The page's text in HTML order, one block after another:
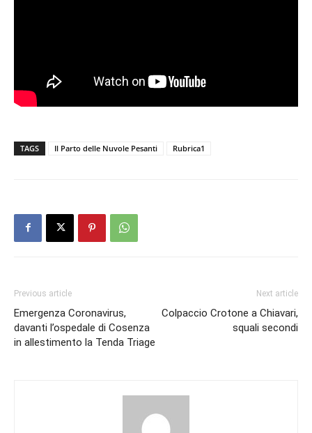
TAGS Il Parto delle Nuvole Pesanti Rubrica1
Previous article
Emergenza Coronavirus,
davanti l’ospedale di Cosenza
in allestimento la Tenda Triage
Next article
Colpaccio Crotone a Chiavari,
squali secondi